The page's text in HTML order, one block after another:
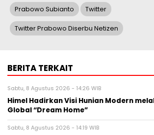
Prabowo Subianto Twitter
Twitter Prabowo Diserbu Netizen
BERITA TERKAIT
Sabtu, 8 Agustus 2026 - 14:26 WIB
Himel Hadirkan Visi Hunian Modern
Global “Dream Home”
Sabtu, 8 Agustus 2026 - 14:19 WIB